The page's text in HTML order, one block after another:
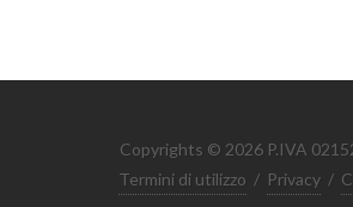
Copyrights © 2026 P.IVA
Termini di utilizzo / Privacy /